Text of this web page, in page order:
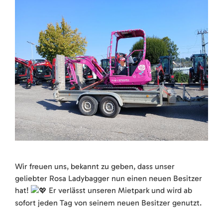
Wir freuen uns, bekannt zu geben, dass unser
geliebter Rosa Ladybagger nun einen neuen Besitzer
hat!
Er verlässt unseren Mietpark und wird ab
sofort jeden Tag von seinem neuen Besitzer genutzt.